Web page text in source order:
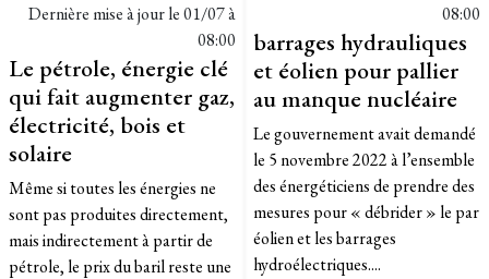
Dernière mise à jour le01/07 à
08:00
Le pétrole, énergie clé
qui fait augmenter gaz,
électricité, bois et
solaire
Même si toutes les énergies ne
sont pas produites directement,
mais indirectement à partir de
pétrole, le prix du baril reste une
08:00
barrages hydrauliques
et éolien pour pallier
au manque nucléaire
Le gouvernement avait demandé
le 5 novembre 2022 à l’ensemble
des énergéticiens de prendre des
mesures pour « débrider » le par
éolien et les barrages
hydroélectriques....